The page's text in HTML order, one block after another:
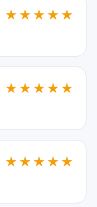
★★★★★
★★★★★
★★★★★